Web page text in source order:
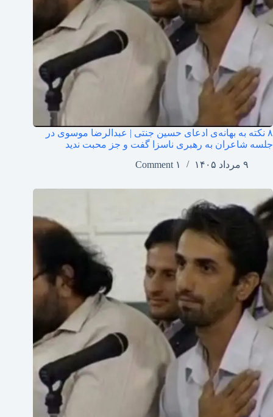
۸ نکته به بهانه‌ی ادعای حسین جنتی | عبدالرضا موسوی در
جلسه شاعران به رهبری ناسزا گفت و جز محبت ندید
۹ مرداد ۱۴۰۵
۱ Comment